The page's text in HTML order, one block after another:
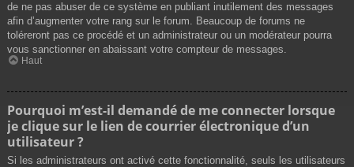
de ne pas abuser de ce système en publiant inutilement des messages
afin d’augmenter votre rang sur le forum. Beaucoup de forums ne
toléreront pas ce procédé et un administrateur ou un modérateur pourra
vous sanctionner en abaissant votre compteur de messages.
Haut
Pourquoi m’est-il demandé de me connecter lorsque
je clique sur le lien de courrier électronique d’un
utilisateur ?
Si les administrateurs ont activé cette fonctionnalité, seuls les utilisateurs